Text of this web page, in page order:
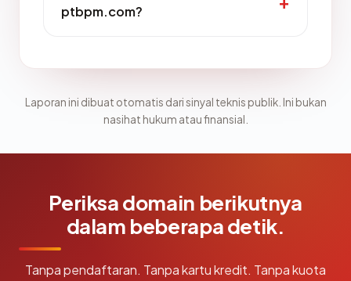
ptbpm.com?
Laporan ini dibuat otomatis dari sinyal teknis publik. Ini bukan
nasihat hukum atau finansial.
Periksa domain berikutnya
dalam beberapa detik.
Tanpa pendaftaran. Tanpa kartu kredit. Tanpa kuota